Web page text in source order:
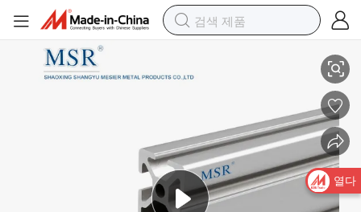
선반 컨베이어용 알루미늄 프로파일
중국 공급업체 도매 산업 T 슬롯 알루미늄 압출 제조업체 6105 2550A 작
열다